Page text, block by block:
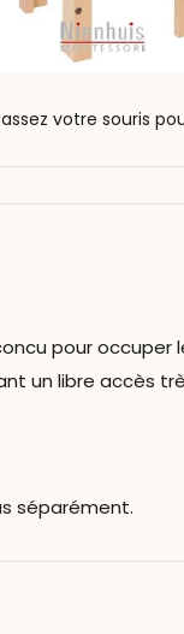
votre souris
pour occuper
un libre accès
séparément.